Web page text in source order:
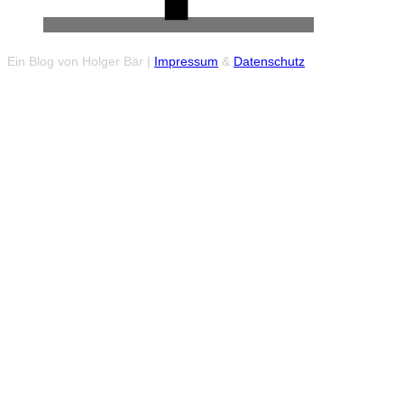
Ein Blog von Holger Bär | Impressum & Datenschutz